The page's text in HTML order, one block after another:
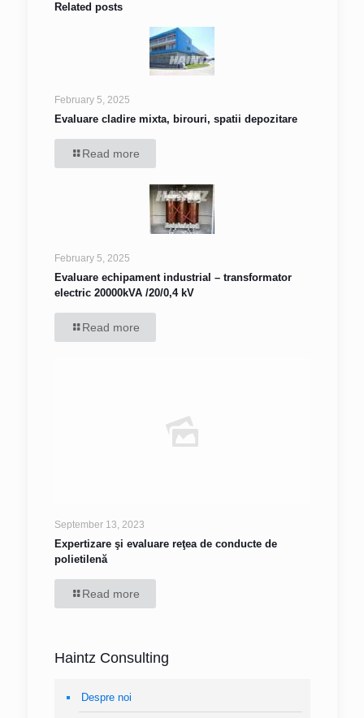
Related posts
February 5, 2025
Evaluare cladire mixta, birouri, spatii depozitare
Read more
February 5, 2025
Evaluare echipament industrial – transformator
electric 20000kVA /20/0,4 kV
Read more
September 13, 2023
Expertizare şi evaluare reţea de conducte de
polietilenă
Read more
Haintz Consulting
Despre noi